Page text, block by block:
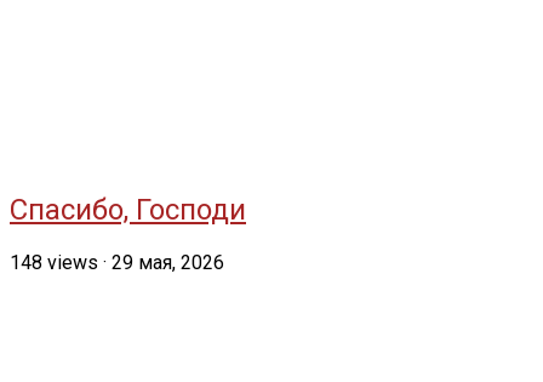
Спасибо, Господи
148 views · 29 мая, 2026